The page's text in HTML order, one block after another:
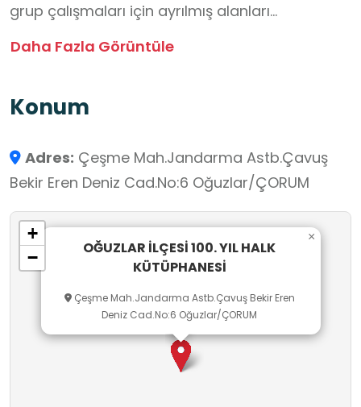
grup çalışmaları için ayrılmış alanları
kullanabilirler. Öğrencilerin güvenli bir ortamda
sağlayabilecekleri bir hizmet sunmaktadır.
öğrenciler ile birlikte kitap okuma etkinlikleri
yapılmaktadır. Okuma, okuduğunu anlama
,yorumlama ve doğru bilgiye ulaşma süreçleri
gibi öğrenme çıktıları ile ilgili etkinlikler içinde
uygundur. Basılı kaynakları, süreli yayınları ve
Türkçe okuma-anlama, bilgi toplama, not alma
ve sunum hazırlama becerilerinin gelişmesine
katkı sağlar. Kütüphane, öğrencilerin akademik
Daha Fazla Görüntüle
Konum
Adres: Çeşme Mah.Jandarma Astb.Çavuş
Bekir Eren Deniz Cad.No:6 Oğuzlar/ÇORUM
OĞUZLAR İLÇESİ 100. YIL HALK
KÜTÜPHANESİ
Çeşme Mah.Jandarma Astb.Çavuş Bekir Eren
Deniz Cad.No:6 Oğuzlar/ÇORUM
×
+
−